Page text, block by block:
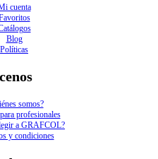
cuenta
Blog
Políticas
somos?
profesionales
a GRAFCOL?
y condiciones